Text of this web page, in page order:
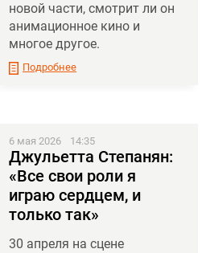
новой части, смотрит ли он
анимационное кино и
многое другое.
Подробнее
6 мая 2026 14:35
Джульетта Степанян:
«Все свои роли я
играю сердцем, и
только так»
30 апреля на сцене